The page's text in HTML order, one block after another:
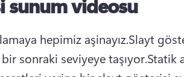
hepimiz aşinayız.Slayt
sonraki seviyeye taşıyor.Statik